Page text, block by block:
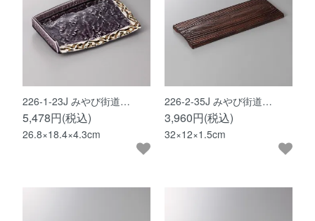
226-1-23J みやび街道…
5,478円(税込)
26.8×18.4×4.3cm
226-2-35J みやび街道…
3,960円(税込)
32×12×1.5cm